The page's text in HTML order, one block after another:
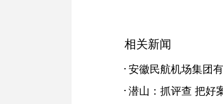
相关新闻
潜山：抓评查 把好